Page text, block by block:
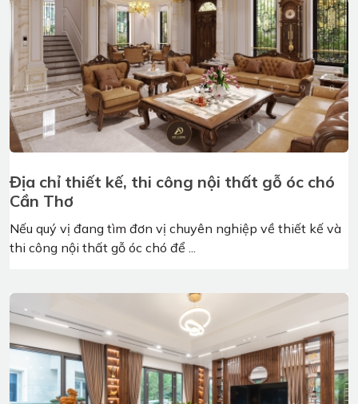
Địa chỉ thiết kế, thi công nội thất gỗ óc chó
Hà Giang
Với nhu cầu thiết kế và thi công nội thất gỗ óc chó đang
phát triển mạnh mẽ như hiện nay ...